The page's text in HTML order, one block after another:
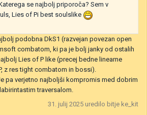
se najbolj priporoča? Sem v
Lies of Pi best soulslike
podobna DkS1 (razvejan povezan open
combatom, ki pa je bolj janky od ostalih
Lies of P like (precej bedne linearne
z res tight combatom in bossi).
pa verjetno najboljši kompromis med dobrim
traversalom.
31. julij 2025 uredilo bitje ke_kit